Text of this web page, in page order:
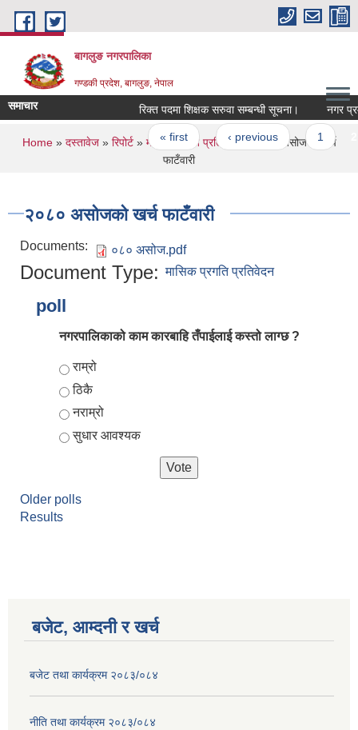
Skip to main content
बागलुङ नगरपालिका
गण्डकी प्रदेश, बागलुङ, नेपाल
समाचार रिक्त पदमा शिक्षक सरुवा सम्बन्धी सूचना। नगर
Pages
« first ‹ previous 1 2
You are here
Home» दस्तावेज» रिपोर्ट» मासिक प्रगति प्रतिवेदन» २०८० असोजको खर्च
फाटँवारी
२०८० असोजको खर्च फाटँवारी
Documents: ०८० असोज.pdf
Document Type: मासिक प्रगति प्रतिवेदन
poll
नगरपालिकाको काम कारबाहि तँपाईलाई कस्तो लाग्छ ?
Choices
राम्रो
ठिकै
नराम्रो
सुधार आवश्यक
Older polls
Results
बजेट, आम्दनी र खर्च
बजेट तथा कार्यक्रम २०८३/०८४
नीति तथा कार्यक्रम २०८३/०८४